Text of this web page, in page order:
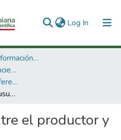
Log In (current)
3. Recursos de Información Científica y Tecnológica
3.2.2. Publicaciones Minciencias
Libros Minciencias - Referenciales
Entre el productor y el usuario.
el productor y